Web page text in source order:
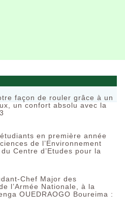
façon de rouler grâce à un
un confort absolu avec la
en première année
de l’Environnement
Centre d’Etudes pour la
Chef Major des
l’Armée Nationale, à la
OUEDRAOGO Boureima :